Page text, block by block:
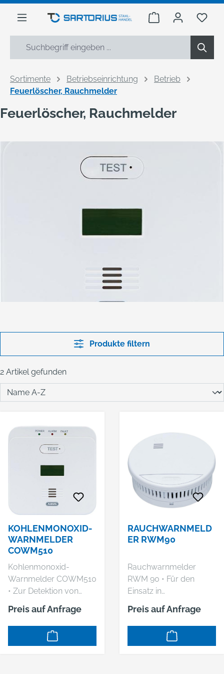
springen
Warenkorb Du
Sortimente Betriebseinrichtung
Betrieb
Feuerlöscher, Rauchmelder
Feuerlöscher, Rauchmelder
Produkte filtern
2 Artikel gefunden
KOHLENMONOXID-
WARNMELDER
COWM510
Kohlenmonoxid-
Warnmelder COWM510
• Zur Detektion von
Kohlenmonoxid in
privaten Haushalten •
Für den Einsatz in
Räumen mit
Preis auf Anfrage
RAUCHWARNMELD
ER RWM90
Rauchwarnmelder
RWM 90 • Für den
Einsatz in
Schlafräumen,
Kinderzimmern, Fluren
etc. • Geprüft nach DIN
Preis auf Anfrage